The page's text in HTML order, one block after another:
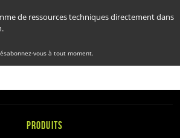
de ressources techniques directement dans
vous à tout moment.
PRODUITS